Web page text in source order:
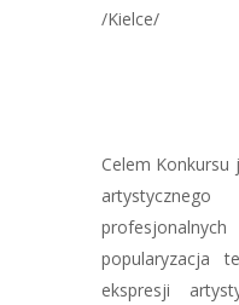
/Kielce/
Celem
popularyzacja
ekspresji